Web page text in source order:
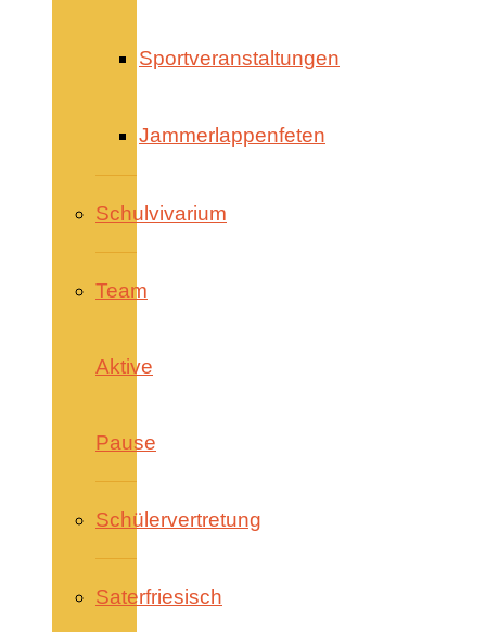
Sportveranstaltungen
Jammerlappenfeten
Schulvivarium
Team
Aktive
Pause
Schülervertretung
Saterfriesisch